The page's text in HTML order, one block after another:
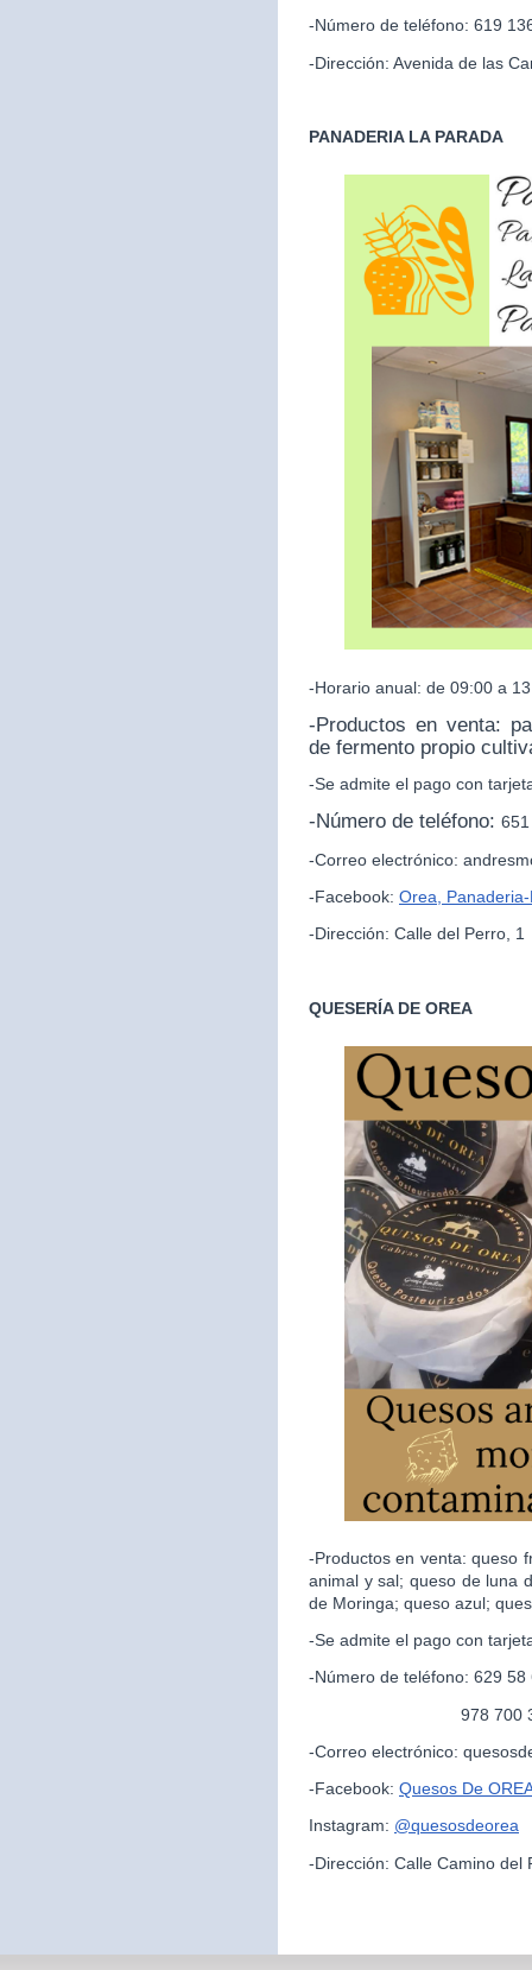
-Número de teléfono: 619
-Dirección: Avenida de las
PANADERIA LA PARADA
-Horario anual: de 09:00 a
-Productos en venta:
de fermento propio
-Se admite el pago con
-Número de teléfono:
-Correo electrónico:
-Facebook: Orea,
-Dirección: Calle del Perro, 1
QUESERÍA DE OREA
-Productos en venta: queso
animal y sal; queso de luna
de Moringa; queso azul;
-Se admite el pago con
-Número de teléfono: 629 58
978 700 325
-Correo electrónico:
-Facebook: Quesos De
Instagram: @quesosdeorea
-Dirección: Calle Camino del